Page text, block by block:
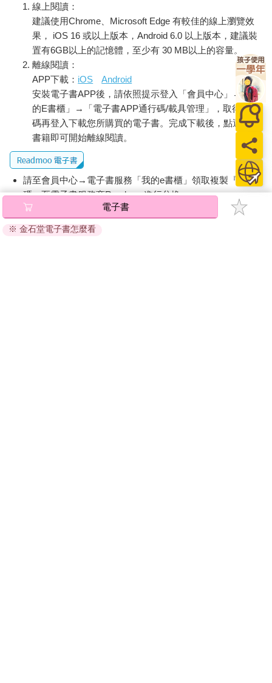
線上閱讀：
建議使用Chrome、Microsoft Edge 有較佳的線上瀏覽效
果， iOS 16 或以上版本，Android 6.0 以上版本，建議裝
置有6GB以上的記憶體，至少有 30 MB以上的容量。
離線閱讀：
APP下載： iOS
Android
安裝電子書APP後，請依照提示登入「會員中心」→「我
的E書櫃」→「電子書APP通行碼/載具管理」，取得通行
碼再登入下載您所購買的電子書。完成下載後，點選任一
書籍即可開始離線閱讀。
請至會員中心→電子書服務「我的e書櫃」領取複製『兌換
碼』至電子書服務商Readmoo進行兌換。
退換貨須知：
因版權保護，您在金石堂所購買的電子書僅能以金石堂專屬
電子書
※ 金石堂電子書怎麼看